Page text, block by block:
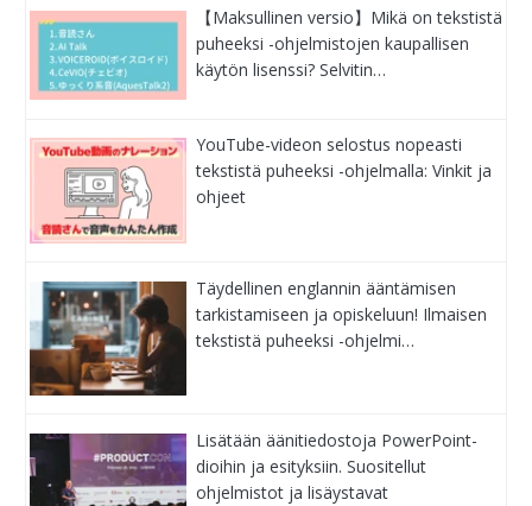
【Maksullinen versio】Mikä on tekstistä
puheeksi -ohjelmistojen kaupallisen
käytön lisenssi? Selvitin…
YouTube-videon selostus nopeasti
tekstistä puheeksi -ohjelmalla: Vinkit ja
ohjeet
Täydellinen englannin ääntämisen
tarkistamiseen ja opiskeluun! Ilmaisen
tekstistä puheeksi -ohjelmi…
Lisätään äänitiedostoja PowerPoint-
dioihin ja esityksiin. Suositellut
ohjelmistot ja lisäystavat